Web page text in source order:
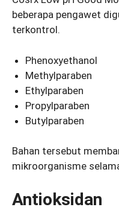
beberapa pengawet
terkontrol.
Phenoxyethanol
Methylparaben
Ethylparaben
Propylparaben
Butylparaben
Bahan tersebut
mikroorganisme
Antioksidan